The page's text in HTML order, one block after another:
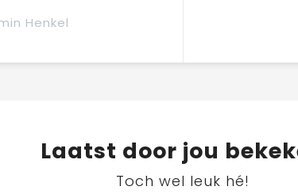
Henkel
Laatst door jou
Toch wel leuk hé!